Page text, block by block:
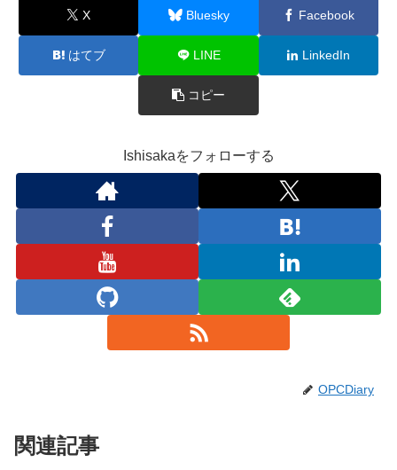
X Bluesky Facebook
はてブ LINE LinkedIn
コピー
Ishisakaをフォローする
OPCDiary
関連記事